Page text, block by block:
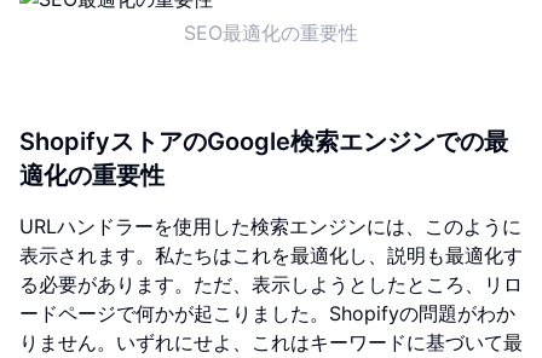
SEO最適化の重要性
ShopifyストアのGoogle検索エンジンでの最
適化の重要性
URLハンドラーを使用した検索エンジンには、このように
表示されます。私たちはこれを最適化し、説明も最適化す
る必要があります。ただ、表示しようとしたところ、リロ
ードページで何かが起こりました。Shopifyの問題がわか
りません。いずれにせよ、これはキーワードに基づいて最